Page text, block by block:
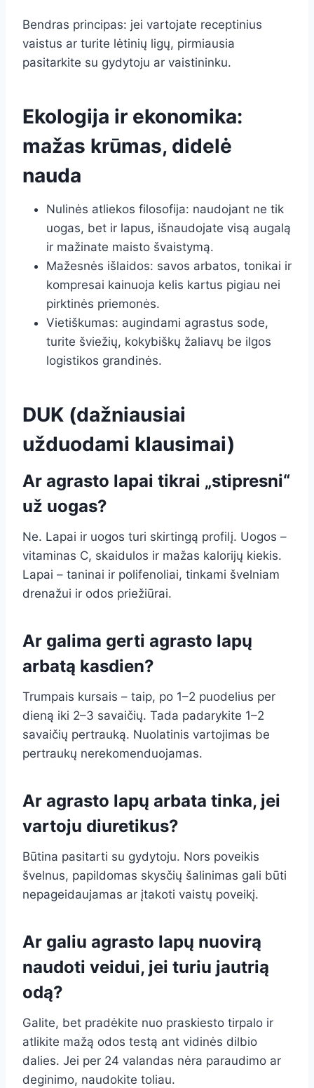
Bendras principas: jei vartojate receptinius
vaistus ar turite lėtinių ligų, pirmiausia
pasitarkite su gydytoju ar vaistininku.
Ekologija ir ekonomika:
mažas krūmas, didelė
nauda
Nulinės atliekos filosofija: naudojant ne tik
uogas, bet ir lapus, išnaudojate visą augalą
ir mažinate maisto švaistymą.
Mažesnės išlaidos: savos arbatos, tonikai ir
kompresai kainuoja kelis kartus pigiau nei
pirktinės priemonės.
Vietiškumas: augindami agrastus sode,
turite šviežių, kokybiškų žaliavų be ilgos
logistikos grandinės.
DUK (dažniausiai
užduodami klausimai)
Ar agrasto lapai tikrai „stipresni“
už uogas?
Ne. Lapai ir uogos turi skirtingą profilį. Uogos –
vitaminas C, skaidulos ir mažas kalorijų kiekis.
Lapai – taninai ir polifenoliai, tinkami švelniam
drenažui ir odos priežiūrai.
Ar galima gerti agrasto lapų
arbatą kasdien?
Trumpais kursais – taip, po 1–2 puodelius per
dieną iki 2–3 savaičių. Tada padarykite 1–2
savaičių pertrauką. Nuolatinis vartojimas be
pertraukų nerekomenduojamas.
Ar agrasto lapų arbata tinka, jei
vartoju diuretikus?
Būtina pasitarti su gydytoju. Nors poveikis
švelnus, papildomas skysčių šalinimas gali būti
nepageidaujamas ar įtakoti vaistų poveikį.
Ar galiu agrasto lapų nuovirą
naudoti veidui, jei turiu jautrią
odą?
Galite, bet pradėkite nuo praskiesto tirpalo ir
atlikite mažą odos testą ant vidinės dilbio
dalies. Jei per 24 valandas nėra paraudimo ar
deginimo, naudokite toliau.